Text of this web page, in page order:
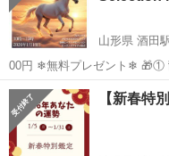
山形県 酒田
00円 ❄無料プレゼント❄ 🎁①
ワ…
山形 酒田市 酒田駅
【新春特